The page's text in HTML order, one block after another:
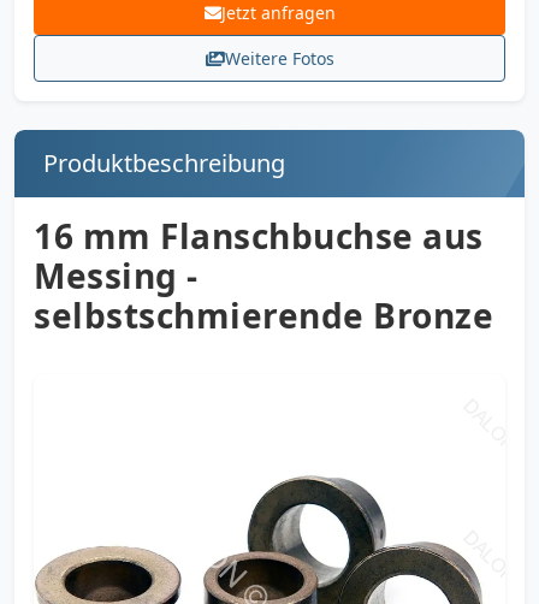
Jetzt anfragen
Weitere Fotos
Produktbeschreibung
16 mm Flanschbuchse aus
Messing -
selbstschmierende Bronze